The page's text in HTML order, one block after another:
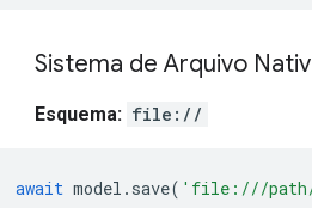
Sistema de Arquivo
Esquema: file://
await model . save( 'file:///path/